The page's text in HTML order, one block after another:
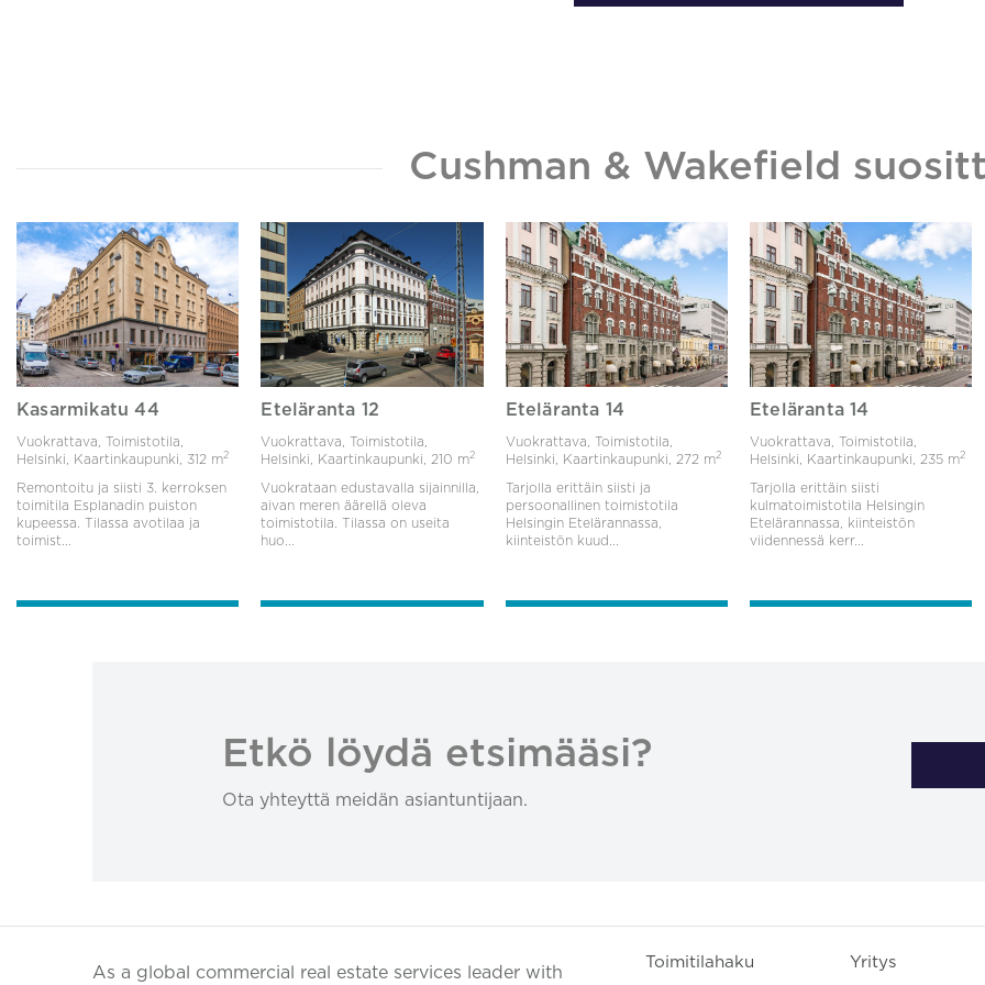
Cushman & Wakefield
Kasarmikatu 44
Vuokrattava, Toimistotila,
Helsinki, Kaartinkaupunki, 312 m2
Remontoitu ja siisti 3. kerroksen
toimitila Esplanadin puiston
kupeessa. Tilassa avotilaa ja
toimist...
Eteläranta 12
Vuokrattava, Toimistotila,
Helsinki, Kaartinkaupunki, 210 m2
Vuokrataan edustavalla sijainnilla,
aivan meren äärellä oleva
toimistotila. Tilassa on useita
huo...
Eteläranta 14
Vuokrattava, Toimistotila,
Helsinki, Kaartinkaupunki,
272 m2
Tarjolla erittäin siisti ja
persoonallinen toimistotila
Helsingin Etelärannassa,
kiinteistön kuud...
Eteläranta 14
Vuokrattava, Toimistotila,
Helsinki, Kaartinkaupunki, 235 m2
Tarjolla erittäin siisti
kulmatoimistotila Helsingin
Etelärannassa, kiinteistön
viidennessä kerr...
Etkö löydä etsimääsi?
Ota yhteyttä meidän asiantuntijaan.
As a global commercial real estate services leader with
Toimitilahaku Yritys